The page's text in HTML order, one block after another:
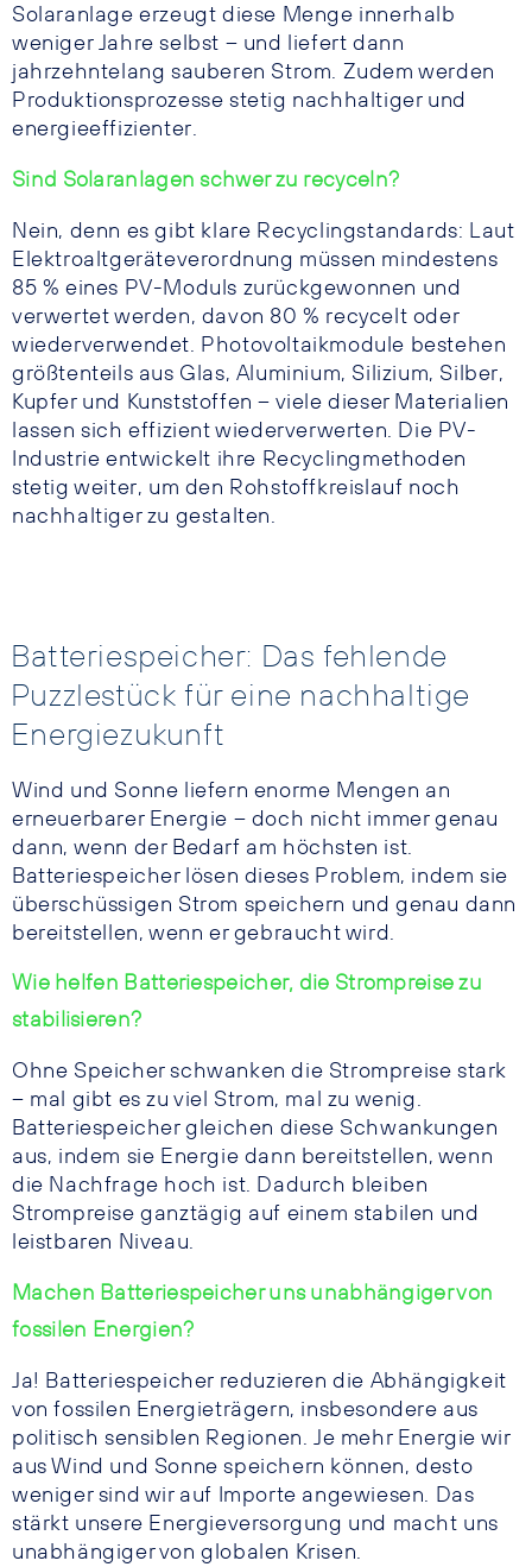
Solaranlage erzeugt diese Menge innerhalb
weniger Jahre selbst – und liefert dann
jahrzehntelang sauberen Strom. Zudem werden
Produktionsprozesse stetig nachhaltiger und
energieeffizienter.
Sind Solaranlagen schwer zu recyceln?
Nein, denn es gibt klare Recyclingstandards: Laut
Elektroaltgeräteverordnung müssen mindestens
85 % eines PV-Moduls zurückgewonnen und
verwertet werden, davon 80 % recycelt oder
wiederverwendet. Photovoltaikmodule bestehen
größtenteils aus Glas, Aluminium, Silizium, Silber,
Kupfer und Kunststoffen – viele dieser Materialien
lassen sich effizient wiederverwerten. Die PV-
Industrie entwickelt ihre Recyclingmethoden
stetig weiter, um den Rohstoffkreislauf noch
nachhaltiger zu gestalten.
Batteriespeicher: Das fehlende
Puzzlestück für eine nachhaltige
Energiezukunft
Wind und Sonne liefern enorme Mengen an
erneuerbarer Energie – doch nicht immer genau
dann, wenn der Bedarf am höchsten ist.
Batteriespeicher lösen dieses Problem, indem sie
überschüssigen Strom speichern und genau dann
bereitstellen, wenn er gebraucht wird.
Wie helfen Batteriespeicher, die Strompreise zu
stabilisieren?
Ohne Speicher schwanken die Strompreise stark
– mal gibt es zu viel Strom, mal zu wenig.
Batteriespeicher gleichen diese Schwankungen
aus, indem sie Energie dann bereitstellen, wenn
die Nachfrage hoch ist. Dadurch bleiben
Strompreise ganztägig auf einem stabilen und
leistbaren Niveau.
Machen Batteriespeicher uns unabhängiger von
fossilen Energien?
Ja! Batteriespeicher reduzieren die Abhängigkeit
von fossilen Energieträgern, insbesondere aus
politisch sensiblen Regionen. Je mehr Energie wir
aus Wind und Sonne speichern können, desto
weniger sind wir auf Importe angewiesen. Das
stärkt unsere Energieversorgung und macht uns
unabhängiger von globalen Krisen.